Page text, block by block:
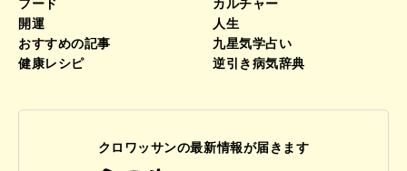
フード
カルチャー
開運
人生
おすすめの記事
九星気学占い
健康レシピ
逆引き病気辞典
クロワッサンの最新情報が届きます